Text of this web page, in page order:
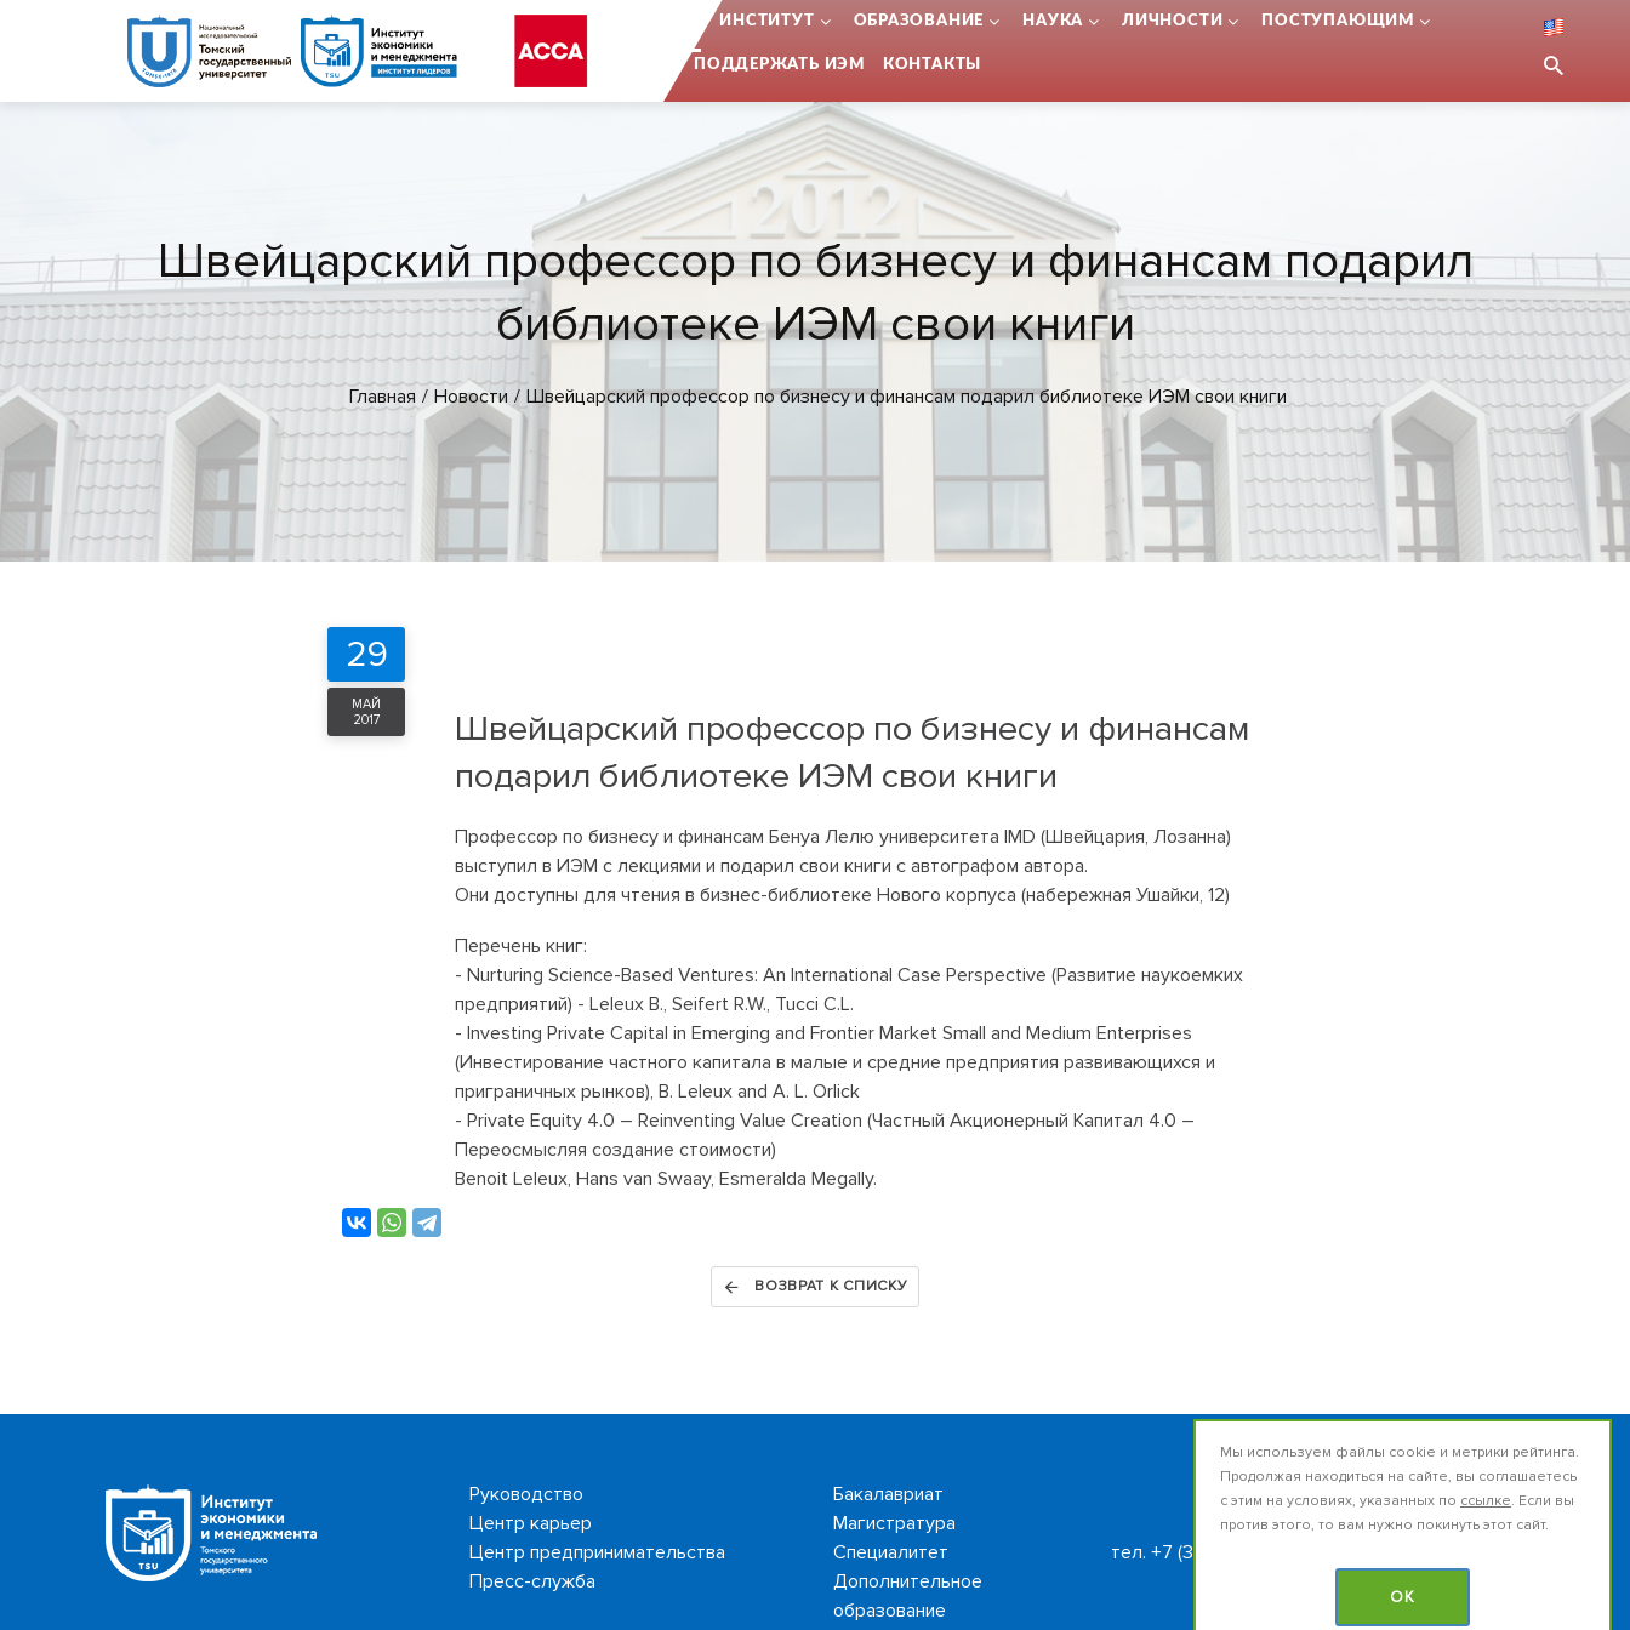
ИНСТИТУТ ОБРАЗОВАНИЕ НАУКА ЛИЧНОСТИ ПОСТУПАЮЩИМ
ПОДДЕРЖАТЬ ИЭМ КОНТАКТЫ
Швейцарский профессор по бизнесу и финансам подарил
библиотеке ИЭМ свои книги
Главная Новости Швейцарский профессор по бизнесу и финансам подарил библиотеке ИЭМ свои книги
Швейцарский профессор по бизнесу и финансам
подарил библиотеке ИЭМ свои книги
Профессор по бизнесу и финансам Бенуа Лелю университета IMD (Швейцария, Лозанна)
выступил в ИЭМ с лекциями и подарил свои книги с автографом автора.
Они доступны для чтения в бизнес-библиотеке Нового корпуса (набережная Ушайки, 12)
Перечень книг:
- Nurturing Science-Based Ventures: An International Case Perspective (Развитие наукоемких
предприятий) - Leleux B., Seifert R.W., Tucci C.L.
- Investing Private Capital in Emerging and Frontier Market Small and Medium Enterprises
(Инвестирование частного капитала в малые и средние предприятия развивающихся и
приграничных рынков), B. Leleux and A. L. Orlick
- Private Equity 4.0 – Reinventing Value Creation (Частный Акционерный Капитал 4.0 –
Переосмысляя cоздание стоимости)
Benoit Leleux, Hans van Swaay, Esmeralda Megally.
29
МАЙ
2017
ВОЗВРАТ К СПИСКУ
Руководство
Центр карьер
Центр предпринимательства
Пресс-служба
Бакалавриат
Магистратура
Специалитет
Дополнительное
образование
Россия, 634050, г.Томск
ул.Набережная реки Ушайки, 12
тел. +7 (382-2) 785-630
Мы используем файлы cookie и метрики рейтинга.
Продолжая находиться на сайте, вы соглашаетесь
с этим на условиях, указанных по ссылке. Если вы
против этого, то вам нужно покинуть этот сайт.
OK